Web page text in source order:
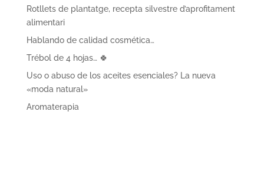
Rotllets de plantatge, recepta silvestre d’aprofitament
alimentari
Hablando de calidad cosmética…
Trébol de 4 hojas… 🍀
Uso o abuso de los aceites esenciales? La nueva
«moda natural»
Aromaterapia